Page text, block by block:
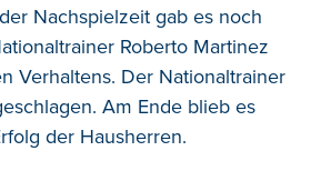
Nachspielzeit gab es noch
Roberto Martinez
Verhaltens. Der Nationaltrainer
Am Ende blieb es
der Hausherren.